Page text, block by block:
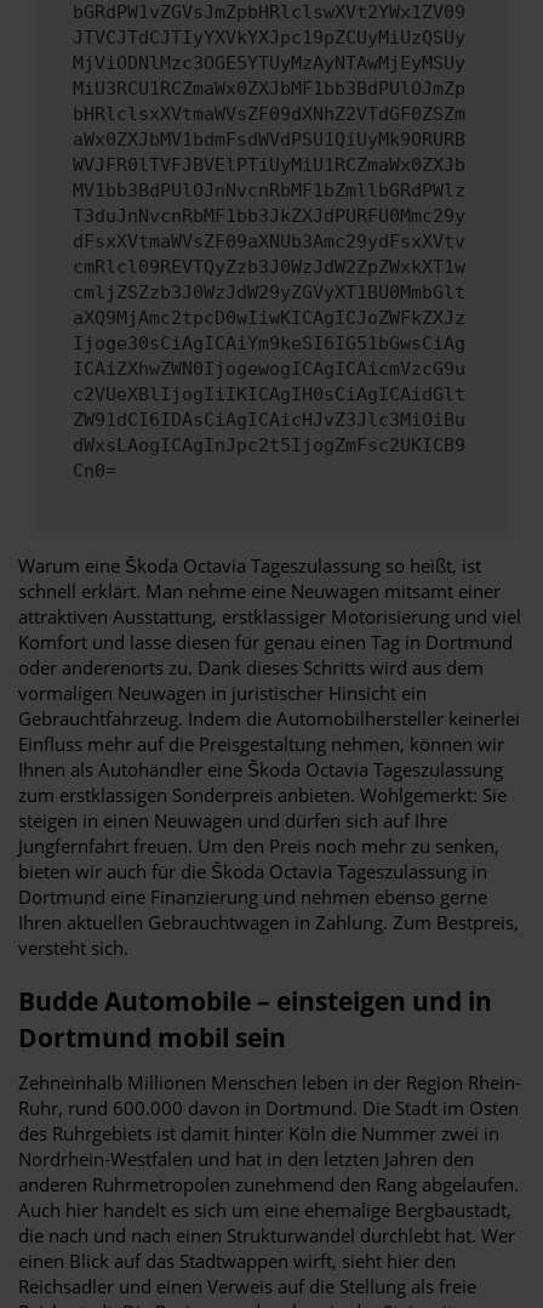
bGRdPW1vZGVsJmZpbHRlclswXVt2YWx1ZV09
JTVCJTdCJTIyYXVkYXJpc19pZCUyMiUzQSUy
MjViODNlMzc3OGE5YTUyMzAyNTAwMjEyMSUy
MiU3RCU1RCZmaWx0ZXJbMF1bb3BdPUlOJmZp
bHRlclsxXVtmaWVsZF09dXNhZ2VTdGF0ZSZm
aWx0ZXJbMV1bdmFsdWVdPSU1QiUyMk9ORURB
WVJFR0lTVFJBVElPTiUyMiU1RCZmaWx0ZXJb
MV1bb3BdPUlOJnNvcnRbMF1bZmllbGRdPWlz
T3duJnNvcnRbMF1bb3JkZXJdPURFU0Mmc29y
dFsxXVtmaWVsZF09aXNUb3Amc29ydFsxXVtv
cmRlcl09REVTQyZzb3J0WzJdW2ZpZWxkXT1w
cmljZSZzb3J0WzJdW29yZGVyXT1BU0MmbGlt
aXQ9MjAmc2tpcD0wIiwKICAgICJoZWFkZXJz
Ijoge30sCiAgICAiYm9keSI6IG51bGwsCiAg
ICAiZXhwZWN0IjogewogICAgICAicmVzcG9u
c2VUeXBlIjogIiIKICAgIH0sCiAgICAidGlt
ZW91dCI6IDAsCiAgICAicHJvZ3Jlc3MiOiBu
dWxsLAogICAgInJpc2t5IjogZmFsc2UKICB9
Cn0=
Warum eine Škoda Octavia Tageszulassung so heißt, ist
schnell erklärt. Man nehme eine Neuwagen mitsamt einer
attraktiven Ausstattung, erstklassiger Motorisierung und viel
Komfort und lasse diesen für genau einen Tag in Dortmund
oder anderenorts zu. Dank dieses Schritts wird aus dem
vormaligen Neuwagen in juristischer Hinsicht ein
Gebrauchtfahrzeug. Indem die Automobilhersteller keinerlei
Einfluss mehr auf die Preisgestaltung nehmen, können wir
Ihnen als Autohändler eine Škoda Octavia Tageszulassung
zum erstklassigen Sonderpreis anbieten. Wohlgemerkt: Sie
steigen in einen Neuwagen und dürfen sich auf Ihre
Jungfernfahrt freuen. Um den Preis noch mehr zu senken,
bieten wir auch für die Škoda Octavia Tageszulassung in
Dortmund eine Finanzierung und nehmen ebenso gerne
Ihren aktuellen Gebrauchtwagen in Zahlung. Zum Bestpreis,
versteht sich.
Budde Automobile – einsteigen und in
Dortmund mobil sein
Zehneinhalb Millionen Menschen leben in der Region Rhein-
Ruhr, rund 600.000 davon in Dortmund. Die Stadt im Osten
des Ruhrgebiets ist damit hinter Köln die Nummer zwei in
Nordrhein-Westfalen und hat in den letzten Jahren den
anderen Ruhrmetropolen zunehmend den Rang abgelaufen.
Auch hier handelt es sich um eine ehemalige Bergbaustadt,
die nach und nach einen Strukturwandel durchlebt hat. Wer
einen Blick auf das Stadtwappen wirft, sieht hier den
Reichsadler und einen Verweis auf die Stellung als freie